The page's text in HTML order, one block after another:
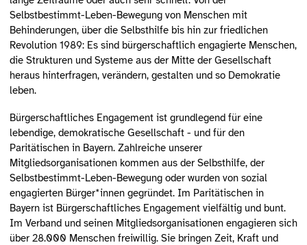
Selbstbestimmt-Leben-Bewegung von Menschen mit
Behinderungen, über die Selbsthilfe bis hin zur friedlichen
Revolution 1989: Es sind bürgerschaftlich engagierte Menschen,
die Strukturen und Systeme aus der Mitte der Gesellschaft
heraus hinterfragen, verändern, gestalten und so Demokratie
leben.
Bürgerschaftliches Engagement ist grundlegend für eine
lebendige, demokratische Gesellschaft - und für den
Paritätischen in Bayern. Zahlreiche unserer
Mitgliedsorganisationen kommen aus der Selbsthilfe, der
Selbstbestimmt-Leben-Bewegung oder wurden von sozial
engagierten Bürger*innen gegründet. Im Paritätischen in
Bayern ist Bürgerschaftliches Engagement vielfältig und bunt.
Im Verband und seinen Mitgliedsorganisationen engagieren sich
über 28.000 Menschen freiwillig. Sie bringen Zeit, Kraft und